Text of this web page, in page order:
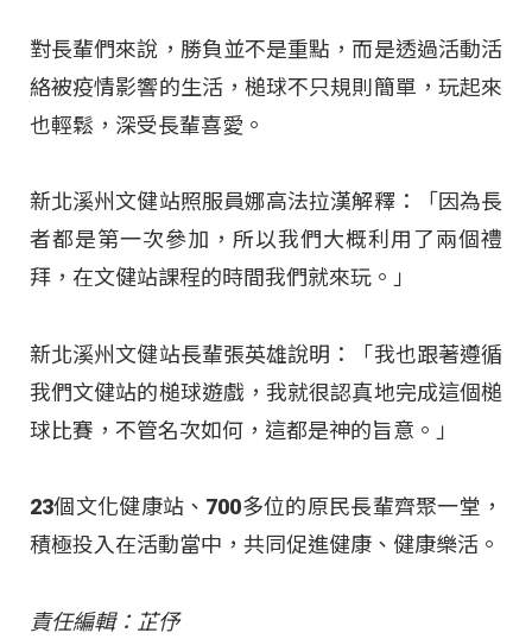
對長輩們來說，勝負並不是重點，而是透過活動活
絡被疫情影響的生活，槌球不只規則簡單，玩起來
也輕鬆，深受長輩喜愛。
新北溪州文健站照服員娜高法拉漢解釋：「因為長
者都是第一次參加，所以我們大概利用了兩個禮
拜，在文健站課程的時間我們就來玩。」
新北溪州文健站長輩張英雄說明：「我也跟著遵循
我們文健站的槌球遊戲，我就很認真地完成這個槌
球比賽，不管名次如何，這都是神的旨意。」
23個文化健康站、700多位的原民長輩齊聚一堂，
積極投入在活動當中，共同促進健康、健康樂活。
責任編輯：芷伃